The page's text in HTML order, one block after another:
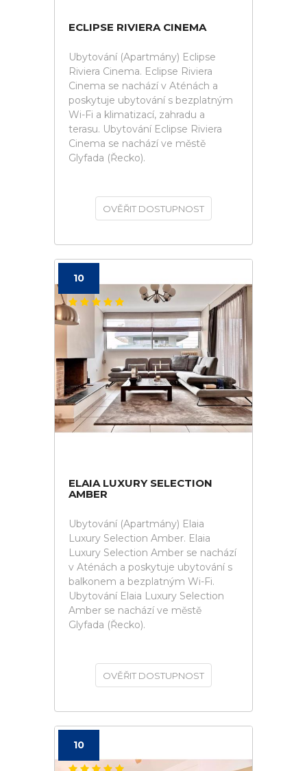
ECLIPSE RIVIERA CINEMA
Ubytování (Apartmány) Eclipse
Riviera Cinema. Eclipse Riviera
Cinema se nachází v Aténách a
poskytuje ubytování s bezplatným
Wi-Fi a klimatizací, zahradu a
terasu. Ubytování Eclipse Riviera
Cinema se nachází ve městě
Glyfada (Řecko).
OVĚŘIT DOSTUPNOST
10
ELAIA LUXURY SELECTION
AMBER
Ubytování (Apartmány) Elaia
Luxury Selection Amber. Elaia
Luxury Selection Amber se nachází
v Aténách a poskytuje ubytování s
balkonem a bezplatným Wi-Fi.
Ubytování Elaia Luxury Selection
Amber se nachází ve městě
Glyfada (Řecko).
OVĚŘIT DOSTUPNOST
10